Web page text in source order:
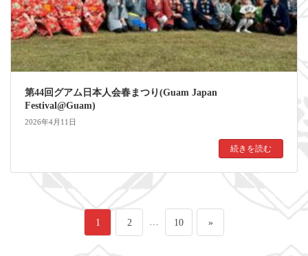
第44回グアム日本人会春まつり(Guam Japan
Festival@Guam)
2026年4月11日
続きを読む
ペ1 ペ
2 … ペ
10 »